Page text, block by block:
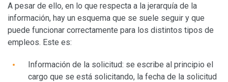
A pesar de ello, en lo que respecta a la jerarquía de la
información, hay un esquema que se suele seguir y que
puede funcionar correctamente para los distintos tipos de
empleos. Este es:
Información de la solicitud: se escribe al principio el
cargo que se está solicitando, la fecha de la solicitud